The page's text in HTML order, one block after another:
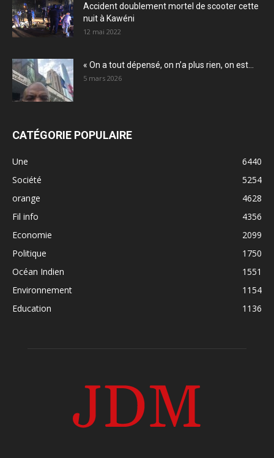
Accident doublement mortel de scooter cette
nuit à Kawéni
12 mai 2022
« On a tout dépensé, on n’a plus rien, on est...
5 mars 2026
CATÉGORIE POPULAIRE
Une
6440
Société
5254
orange
4628
Fil info
4356
Economie
2099
Politique
1750
Océan Indien
1551
Environnement
1154
Education
1136